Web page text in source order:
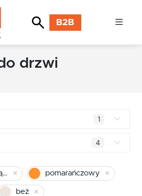
B2B
drzwi
1
4
mosiądz błyszczący pomarańczowy
beż